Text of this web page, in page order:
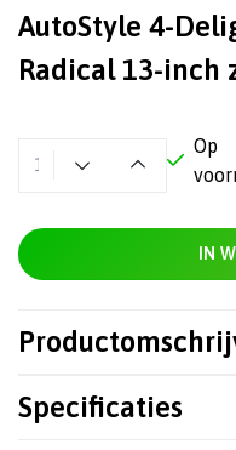
AutoStyle 4-
Radical 13-inch
Op
IN
Specificaties